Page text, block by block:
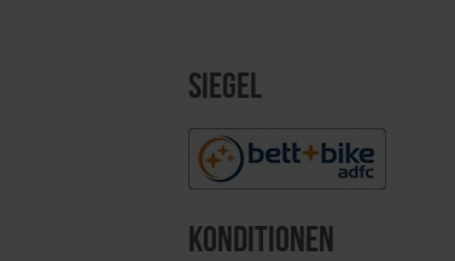
Siegel
Konditionen